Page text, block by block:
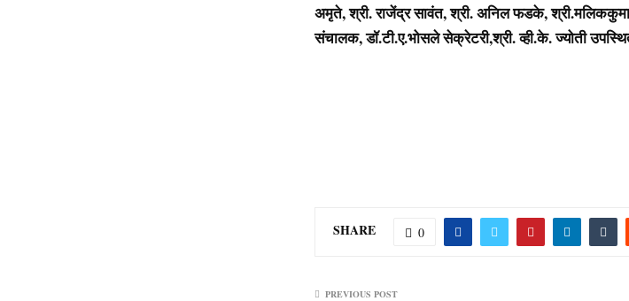
अमृते, श्री. राजेंद्र सावंत, श्री. अनिल फडके,
संचालक, डॉ.टी.ए.भोसले सेक्रेटरी,श्री. व्ही.के. ज्योती
SHARE 0
PREVIOUS POST